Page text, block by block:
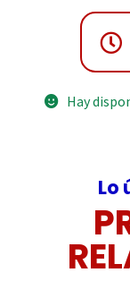
Hay
Lo